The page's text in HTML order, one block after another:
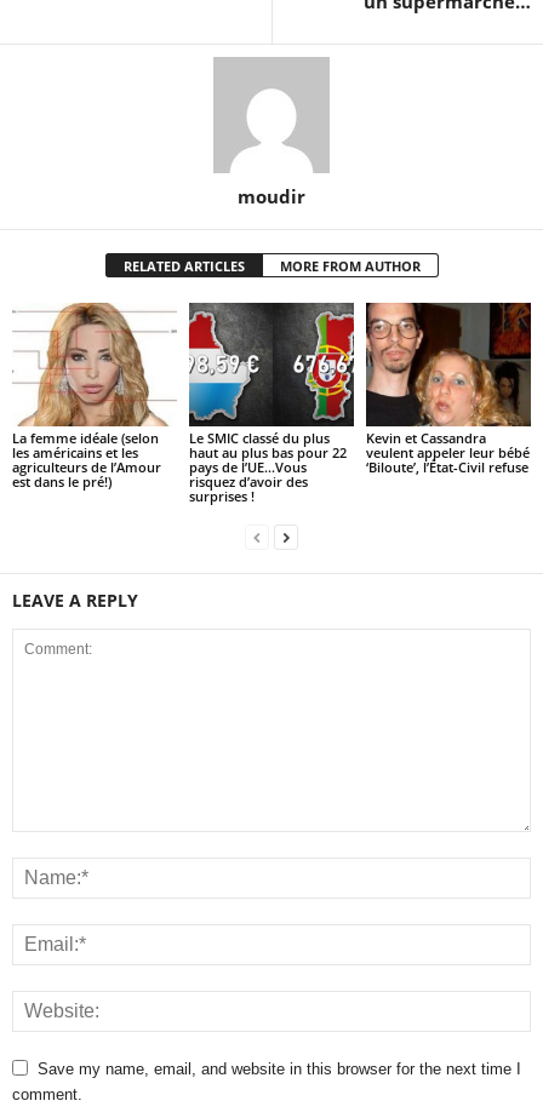
moudir
RELATED ARTICLES MORE FROM AUTHOR
La femme idéale (selon
les américains et les
agriculteurs de l’Amour
est dans le pré!)
Le SMIC classé du plus
haut au plus bas pour 22
pays de l’UE…Vous
risquez d’avoir des
surprises !
Kevin et Cassandra
veulent appeler leur bébé
‘Biloute’, l’État-Civil refuse
LEAVE A REPLY
Save my name, email, and website in this browser for the next time I
comment.